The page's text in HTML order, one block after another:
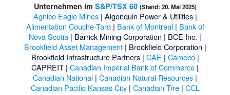
Unternehmen im S&P/TSX 60 (Stand: 20. Mai 2025)
Agnico Eagle Mines| Algonquin Power & Utilities|
Alimentation Couche-Tard| Bank of Montreal| Bank of
Nova Scotia | Barrick Mining Corporation | BCE Inc. |
Brookfield Asset Management| Brookfield Corporation |
Brookfield Infrastructure Partners| CAE | Cameco|
CAPREIT | Canadian Imperial Bank of Commerce |
Canadian National | Canadian Natural Resources |
Canadian Pacific Kansas City| Canadian Tire| CCL